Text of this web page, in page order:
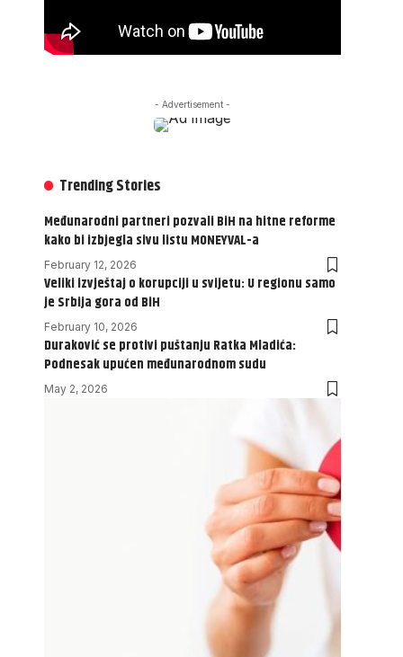
- Advertisement -
Trending Stories
Međunarodni partneri pozvali BiH na hitne reforme
kako bi izbjegla sivu listu MONEYVAL-a
February 12, 2026
Veliki izvještaj o korupciji u svijetu: U regionu samo
je Srbija gora od BiH
February 10, 2026
Duraković se protivi puštanju Ratka Mladića:
Podnesak upućen međunarodnom sudu
May 2, 2026